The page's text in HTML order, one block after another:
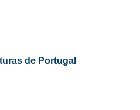
de Portugal